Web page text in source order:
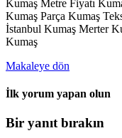
Kumaş Metre Fiyatı
Kumaş Parça Kumaş
İstanbul Kumaş Merter
Kumaş
Makaleye dön
İlk yorum yapan olun
Bir yanıt bırakın